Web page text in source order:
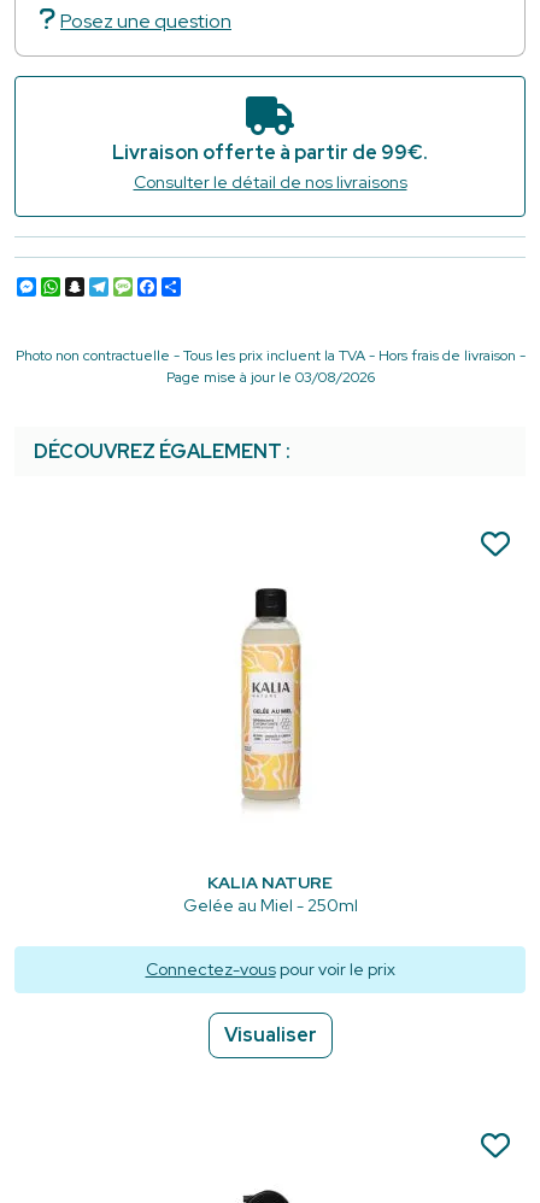
Posez une question
Livraison offerte à partir de 99€.
Consulter le détail de nos livraisons
Messenger
WhatsApp
Snapchat
Telegram
Message
Facebook
Photo non contractuelle - Tous les prix incluent la TVA - Hors frais de livraison -
Page mise à jour le 03/08/2026
DÉCOUVREZ ÉGALEMENT :
KALIA NATURE
Gelée au Miel - 250ml
Connectez-vouspour voir le prix
Visualiser